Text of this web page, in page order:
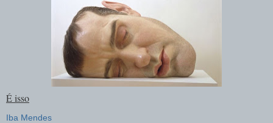
É isso
Iba Mendes